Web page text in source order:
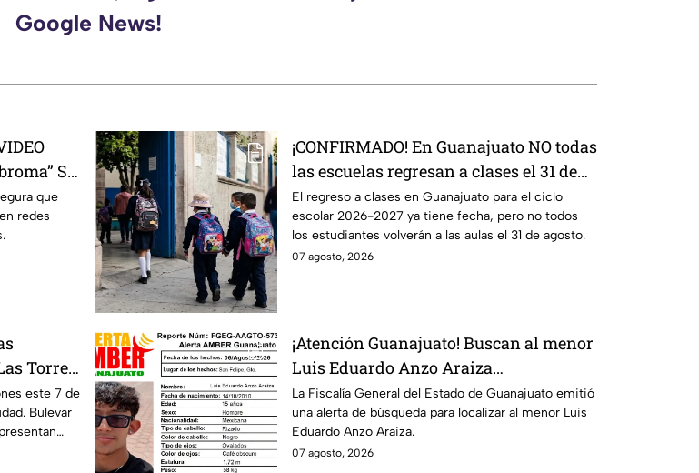
Google News!
SE
que
redes
¡CONFIRMADO! En Guanajuato NO todas
las escuelas regresan a clases el 31 de
agosto; esto debes saber
El regreso a clases en Guanajuato para el ciclo
escolar 2026-2027 ya tiene fecha, pero no todos
los estudiantes volverán a las aulas el 31 de agosto.
07 agosto, 2026
Torres
7 de
este 7 de
Bulevar
¡Atención Guanajuato! Buscan al menor
Luis Eduardo Anzo Araiza
desaparecido en San Felipe
La Fiscalía General del Estado de Guanajuato emitió
una alerta de búsqueda para localizar al menor Luis
Eduardo Anzo Araiza.
07 agosto, 2026